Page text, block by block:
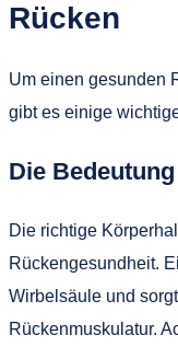
Rücken
Um einen gesunden
gibt es einige
Die
Die richtige
Rückengesundheit.
Wirbelsäule und
Rückenmuskulatur.